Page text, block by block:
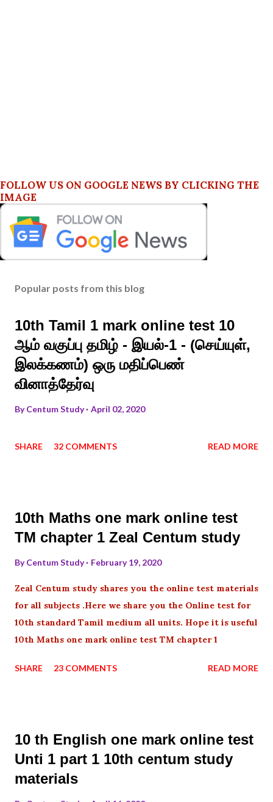
FOLLOW US ON GOOGLE NEWS BY CLICKING THE
IMAGE
Popular posts from this blog
10th Tamil 1 mark online test 10
ஆம் வகுப்பு தமிழ் - இயல்-1 - (செய்யுள்,
இலக்கணம்) ஒரு மதிப்பெண்
வினாத்தேர்வு
ByCentum Study April 02, 2020
SHARE 32 COMMENTS READ MORE
10th Maths one mark online test
TM chapter 1 Zeal Centum study
ByCentum Study February 19, 2020
Zeal Centum study shares you the online test materials
for all subjects .Here we share you the Online test for
10th standard Tamil medium all units. Hope it is useful
10th Maths one mark online test TM chapter 1
SHARE 23 COMMENTS READ MORE
10 th English one mark online test
Unti 1 part 1 10th centum study
materials